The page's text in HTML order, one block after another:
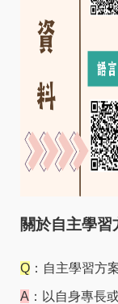
關於自主學
Q ：自主學習方
A ：以自身專長